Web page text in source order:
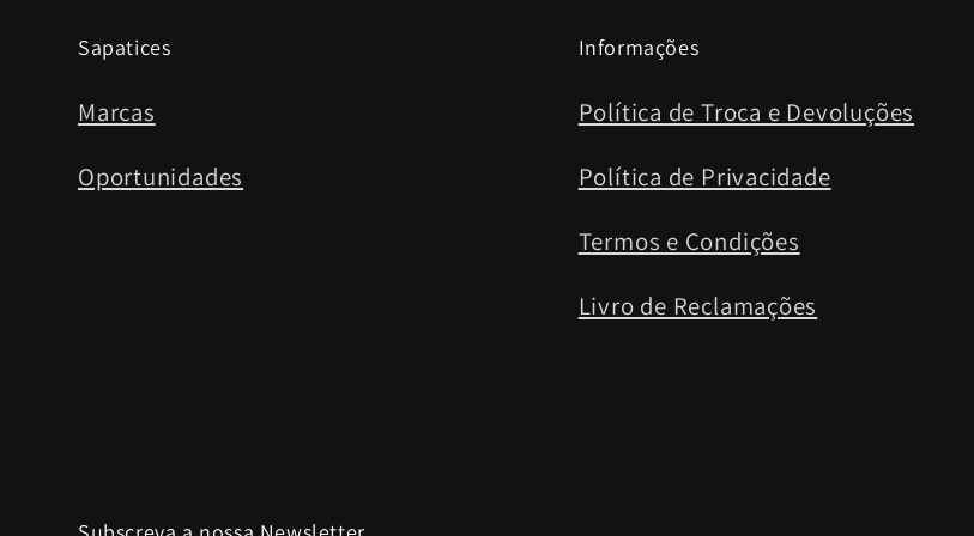
Sapatices
Marcas
Oportunidades
Informações
Política de Troca e Devoluções
Política de Privacidade
Termos e Condições
Livro de Reclamações